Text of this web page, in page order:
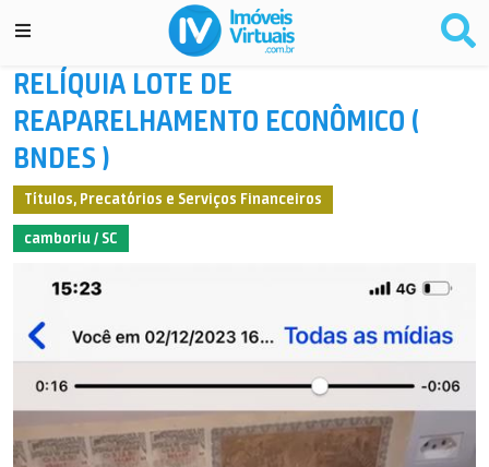
RELÍQUIA LOTE DE
REAPARELHAMENTO ECONÔMICO (
BNDES )
Títulos, Precatórios e Serviços Financeiros
camboriu / SC